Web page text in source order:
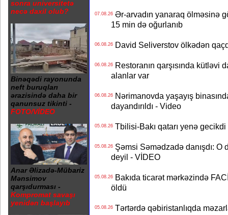
sonra universitetə
necə daxil olub?
Binəqədi rayonunda
neft buruqları
ərazisində daha bir
qanunsuz tikinti -
FOTO/VİDEO
Anar Əlizadə-Mübariz
Mənsimov
qarşıdurması -
Kompromat savaşı
yenidən başlayıb
07.08.26Ər-arvadın yanaraq ölməsinə
15 min də oğurlanıb
06.08.26David Seliverstov ölkədən
06.08.26Restoranın qarşısında kütləvi
alanlar var
06.08.26Nərimanovda yaşayış
dayandırıldı - Video
05.08.26Tbilisi-Bakı qatarı yenə gecikdi
05.08.26Şəmsi Səmədzadə danışdı: O
deyil - VİDEO
05.08.26Bakıda ticarət mərkəzində
öldü
05.08.26Tərtərdə qəbiristanlıqda